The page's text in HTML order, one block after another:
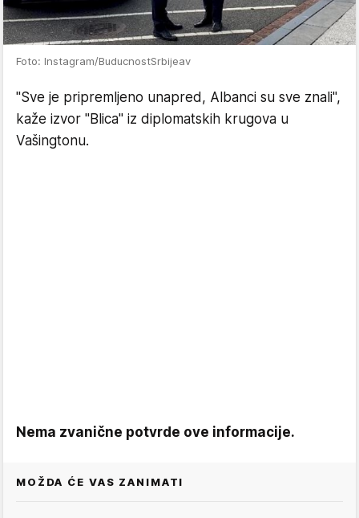
Foto: Instagram/BuducnostSrbijeav
"Sve je pripremljeno unapred, Albanci su sve znali",
kaže izvor "Blica" iz diplomatskih krugova u
Vašingtonu.
Nema zvanične potvrde ove informacije.
MOŽDA ĆE VAS ZANIMATI